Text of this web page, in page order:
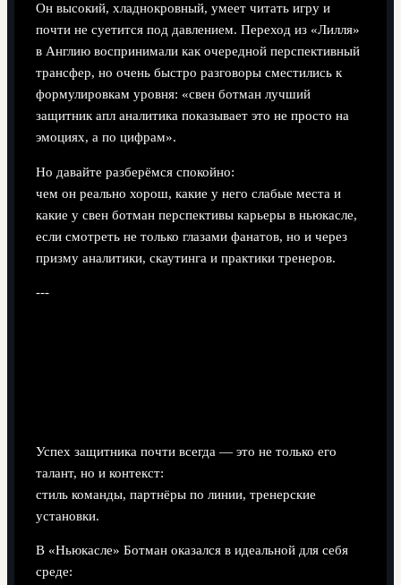
Он высокий, хладнокровный, умеет читать игру и
почти не суетится под давлением. Переход из «Лилля»
в Англию воспринимали как очередной перспективный
трансфер, но очень быстро разговоры сместились к
формулировкам уровня: «свен ботман лучший
защитник апл аналитика показывает это не просто на
эмоциях, а по цифрам».
Но давайте разберёмся спокойно:
чем он реально хорош, какие у него слабые места и
какие у свен ботман перспективы карьеры в ньюкасле,
если смотреть не только глазами фанатов, но и через
призму аналитики, скаутинга и практики тренеров.
---
Успех защитника почти всегда — это не только его
талант, но и контекст:
стиль команды, партнёры по линии, тренерские
установки.
В «Ньюкасле» Ботман оказался в идеальной для себя
среде: